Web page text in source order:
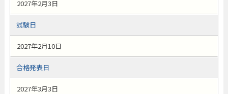
2027年2月3日
試験日
2027年2月10日
合格発表日
2027年3月3日